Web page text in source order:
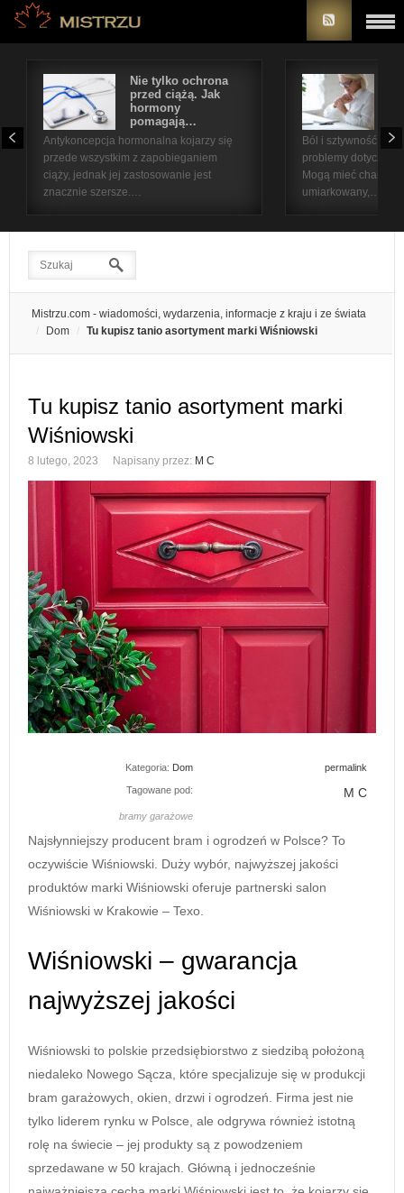
Nie tylko ochrona
przed ciążą. Jak
hormony
pomagają…
Antykoncepcja hormonalna kojarzy się
przede wszystkim z zapobieganiem
ciąży, jednak jej zastosowanie jest
znacznie szersze.…
Ból i sztywność
problemy
Mogą mieć
umiarkowany,…
Mistrzu.com - wiadomości, wydarzenia, informacje z kraju i ze świata
Dom
Tu kupisz tanio asortyment marki Wiśniowski
Tu kupisz tanio asortyment marki
Wiśniowski
8 lutego, 2023 Napisany przez: M C
Kategoria: Dom permalink
Tagowane pod:
bramy garażowe
M C
Najsłynniejszy producent bram i ogrodzeń w Polsce? To
oczywiście Wiśniowski. Duży wybór, najwyższej jakości
produktów marki Wiśniowski oferuje partnerski salon
Wiśniowski w Krakowie – Texo.
Wiśniowski – gwarancja
najwyższej jakości
Wiśniowski to polskie przedsiębiorstwo z siedzibą położoną
niedaleko Nowego Sącza, które specjalizuje się w produkcji
bram garażowych, okien, drzwi i ogrodzeń. Firma jest nie
tylko liderem rynku w Polsce, ale odgrywa również istotną
rolę na świecie – jej produkty są z powodzeniem
sprzedawane w 50 krajach. Główną i jednocześnie